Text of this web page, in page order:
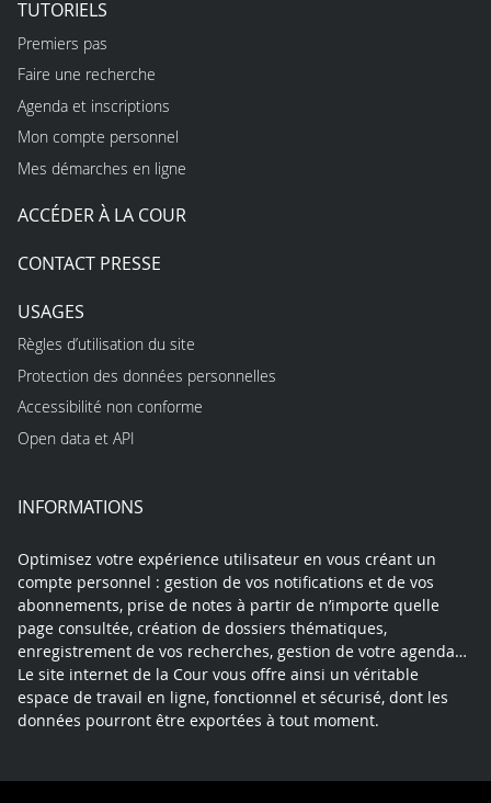
TUTORIELS
Premiers pas
Faire une recherche
Agenda et inscriptions
Mon compte personnel
Mes démarches en ligne
ACCÉDER À LA COUR
CONTACT PRESSE
USAGES
Règles d’utilisation du site
Protection des données personnelles
Accessibilité non conforme
Open data et API
INFORMATIONS
Optimisez votre expérience utilisateur en vous créant un
compte personnel : gestion de vos notifications et de vos
abonnements, prise de notes à partir de n’importe quelle
page consultée, création de dossiers thématiques,
enregistrement de vos recherches, gestion de votre agenda…
Le site internet de la Cour vous offre ainsi un véritable
espace de travail en ligne, fonctionnel et sécurisé, dont les
données pourront être exportées à tout moment.